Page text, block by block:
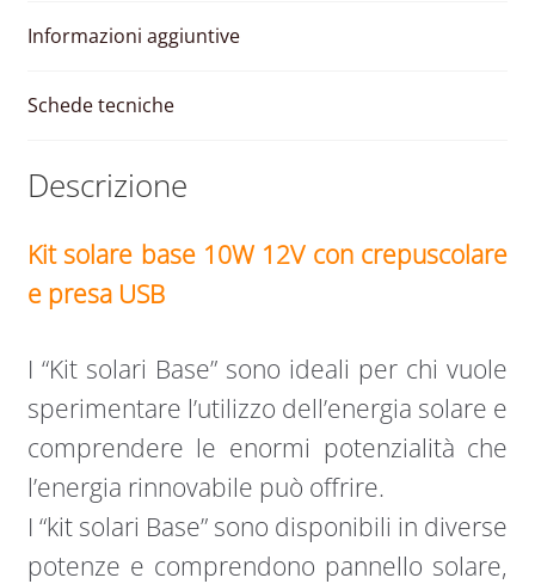
PWM
PRESA
Informazioni aggiuntive
Schede tecniche
Descrizione
Kit solare base 10W 12V con crepuscolare
e presa USB
I “Kit solari Base” sono ideali per chi vuole
sperimentare l’utilizzo dell’energia solare e
comprendere le enormi potenzialità che
l’energia rinnovabile può offrire.
I “kit solari Base” sono disponibili in diverse
potenze e comprendono pannello solare,